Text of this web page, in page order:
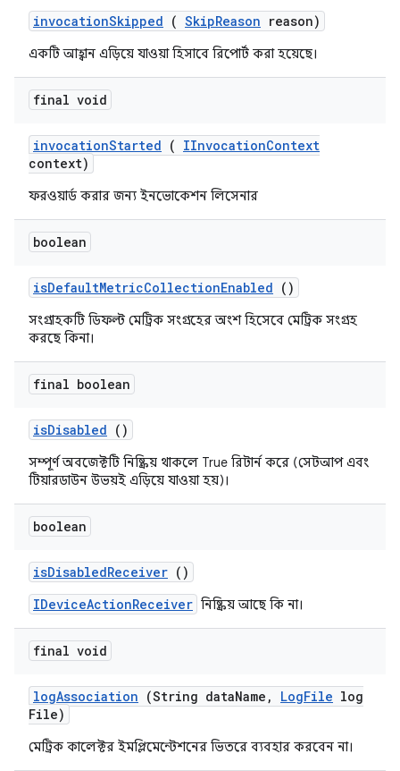
invocationSkipped ( SkipReason reason)
একটি আহ্বান এড়িয়ে যাওয়া হিসাবে রিপোর্ট করা হয়েছে।
final void
invocationStarted ( IInvocationContext
context)
ফরওয়ার্ড করার জন্য ইনভোকেশন লিসেনার
boolean
isDefaultMetricCollectionEnabled ()
সংগ্রাহকটি ডিফল্ট মেট্রিক সংগ্রহের অংশ হিসেবে মেট্রিক সংগ্রহ
করছে কিনা।
final boolean
isDisabled ()
সম্পূর্ণ অবজেক্টটি নিষ্ক্রিয় থাকলে True রিটার্ন করে (সেটআপ এবং
টিয়ারডাউন উভয়ই এড়িয়ে যাওয়া হয়)।
boolean
isDisabledReceiver ()
IDeviceActionReceiver নিষ্ক্রিয় আছে কি না।
final void
logAssociation (String dataName , LogFile log
File)
মেট্রিক কালেক্টর ইমপ্লিমেন্টেশনের ভিতরে ব্যবহার করবেন না।